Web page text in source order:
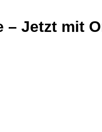
– Jetzt mit